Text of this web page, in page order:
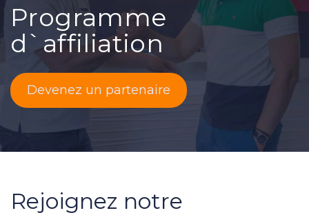
Programme
d`affiliation
Devenez un partenaire
Rejoignez notre